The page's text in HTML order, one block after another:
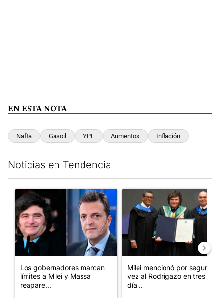
EN ESTA NOTA
Nafta Gasoil YPF Aumentos Inflación
Noticias en Tendencia
Un artículo de tendencia con el título "Los gobernadores
Los gobernadores marcan
límites a Milei y Massa
reapare...
Un artículo de tendencia
Milei mencionó por segunda
vez al Rodrigazo en tres
día...